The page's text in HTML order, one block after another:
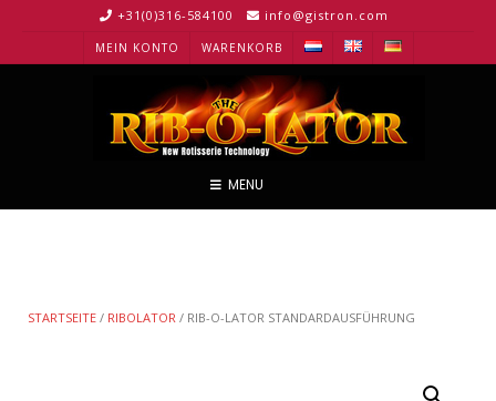
+31(0)316-584100 info@gistron.com
MEIN KONTO WARENKORB
MENU
STARTSEITE / RIBOLATOR / RIB-O-LATOR STANDARDAUSFÜHRUNG